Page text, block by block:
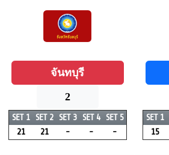
จันทบุรี
2
SET 1 SET 2 SET 3 SET 4 SET 5
21
21 - - -
SET 1
15